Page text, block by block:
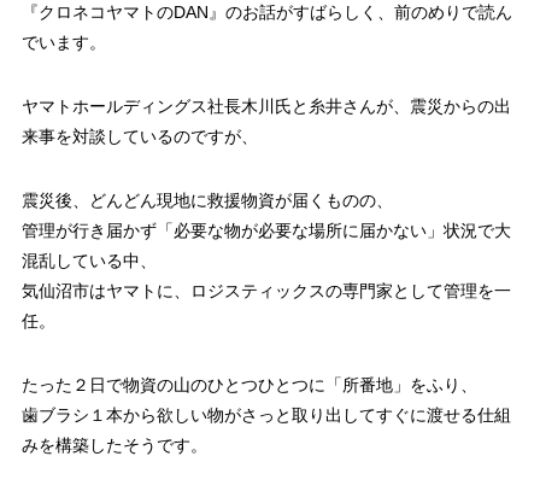
『クロネコヤマトのDAN』のお話がすばらしく、前のめりで読ん
でいます。
ヤマトホールディングス社長木川氏と糸井さんが、震災からの出
来事を対談しているのですが、
震災後、どんどん現地に救援物資が届くものの、
管理が行き届かず「必要な物が必要な場所に届かない」状況で大
混乱している中、
気仙沼市はヤマトに、ロジスティックスの専門家として管理を一
任。
たった２日で物資の山のひとつひとつに「所番地」をふり、
歯ブラシ１本から欲しい物がさっと取り出してすぐに渡せる仕組
みを構築したそうです。